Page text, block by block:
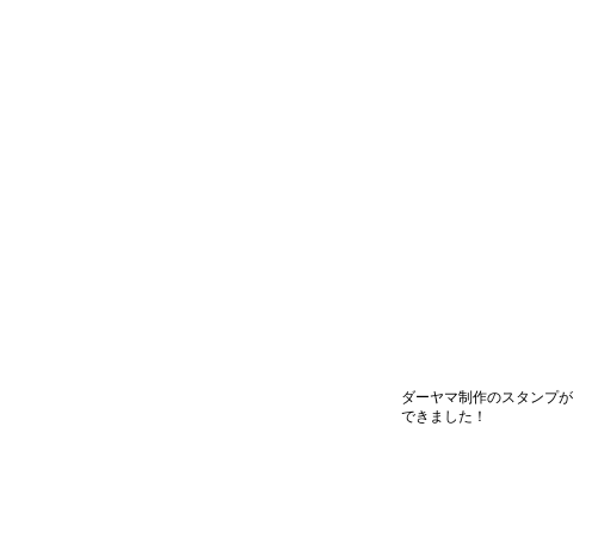
ダーヤマ制作のスタンプが
できました！